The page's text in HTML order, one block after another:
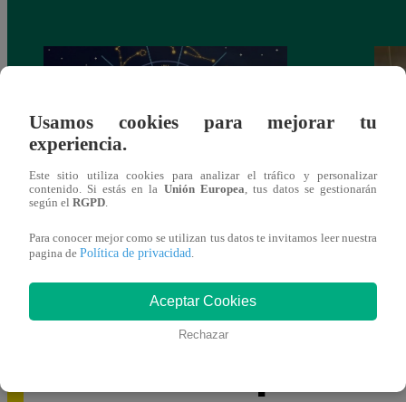
irá en el amor y trabajo, según la IA?
con
Usamos cookies para mejorar tu
experiencia.
Este sitio utiliza cookies para analizar el tráfico y personalizar
contenido. Si estás en la Unión Europea , tus datos se gestionarán
según el RGPD
Para conocer mejor como se utilizan tus datos te invitamos leer nuestra
pagina de Política de privacidad
Aceptar Cookies
Rechazar